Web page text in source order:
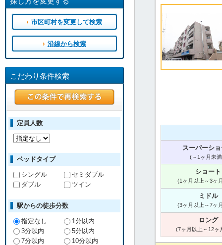
スーパーシ
(～1ヶ月未
ショート
(1ヶ月以上～3ヶ
ミドル
(3ヶ月以上～7ヶ
ロング
(7ヶ月以上～12ヶ
市区町村を変更して検索
沿線から検索
こだわり条件検索
定員人数
ベッドタイプ
シングル
セミダブル
ダブル
ツイン
駅からの徒歩分数
指定なし
1分以内
3分以内
5分以内
7分以内
10分以内